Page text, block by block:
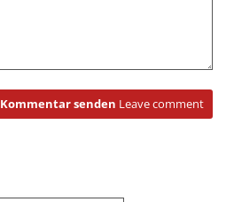
Kommentar senden Leave comment